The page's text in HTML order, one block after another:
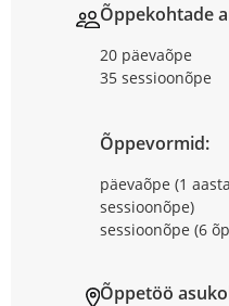
Õppekohtade
20 päevaõpe
35 sessioonõpe
Õppevormid:
päevaõpe (1
sessioonõpe)
sessioonõpe (6
Õppetöö